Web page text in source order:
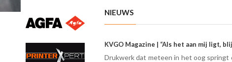
NIEUWS
KVGO Magazine | “Als het aan mij ligt,
Drukwerk dat meteen in het oog springt